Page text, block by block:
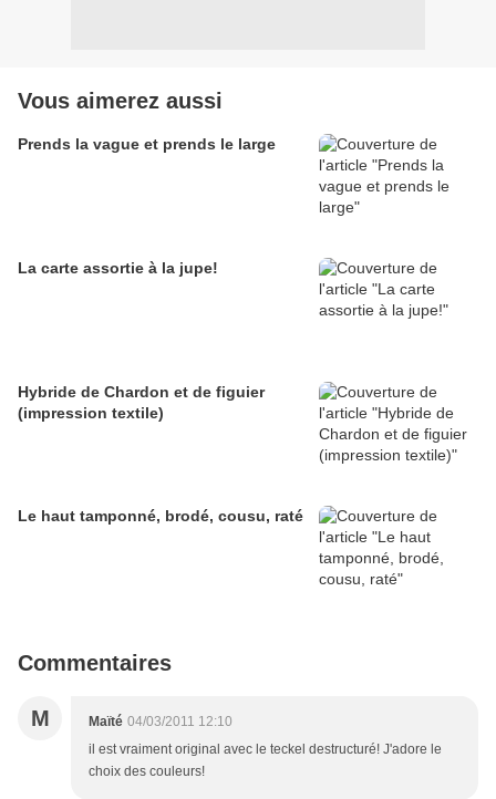
Vous aimerez aussi
Prends la vague et prends le large
La carte assortie à la jupe!
Hybride de Chardon et de figuier
(impression textile)
Le haut tamponné, brodé, cousu, raté
Commentaires
M Maïté 04/03/2011 12:10
il est vraiment original avec le teckel destructuré! J'adore le
choix des couleurs!